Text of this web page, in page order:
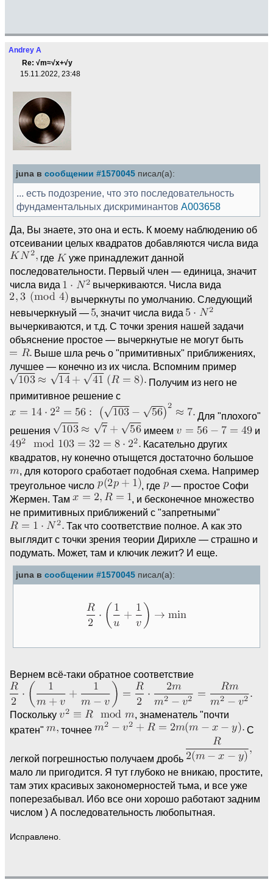
Andrey A
Re: √m≈√x+√y
15.11.2022, 23:48
juna в сообщении #1570045 писал(а):
... есть подозрение, что это последовательность
фундаментальных дискриминантов A003658
Да, Вы знаете, это она и есть. К моему наблюдению об
отсеивании целых квадратов добавляются числа вида
где
уже принадлежит данной
последовательности. Первый член — единица, значит
числа вида
вычеркиваются. Числа вида
вычеркнуты по умолчанию. Следующий
невычеркнуый —
, значит числа вида
вычеркиваются, и т.д. С точки зрения нашей задачи
объяснение простое — вычеркнутые не могут быть
Выше шла речь о "примитивных" приближениях,
лучшее — конечно из их числа. Вспомним пример
Получим из него не
примитивное решение с
Для "плохого"
решения
имеем
и
Касательно других
квадратов, ну конечно отыщется достаточно большое
, для которого сработает подобная схема. Например
треугольное число
, где
— простое Софи
Жермен. Там
, и бесконечное множество
не примитивных приближений с "запретными"
Так что соответствие полное. А как это
выглядит с точки зрения теории Дирихле — страшно и
подумать. Может, там и ключик лежит? И еще.
juna в сообщении #1570045 писал(а):
Вернем всё-таки обратное соответствие
Поскольку
, знаменатель "почти
кратен"
точнее С
легкой погрешностью получаем дробь
мало ли пригодится. Я тут глубоко не вникаю, простите,
там этих красивых закономерностей тьма, и все уже
поперезабывал. Ибо все они хорошо работают задним
числом ) А последовательность любопытная.
Исправлено.